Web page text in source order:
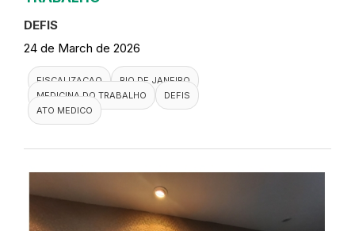
DEFIS
24 de March de 2026
FISCALIZACAO
RIO DE JANEIRO
MEDICINA DO TRABALHO
DEFIS
ATO MEDICO